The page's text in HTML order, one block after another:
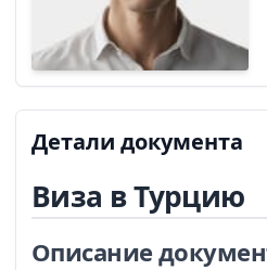
Детали документа
Виза в Турцию
Описание